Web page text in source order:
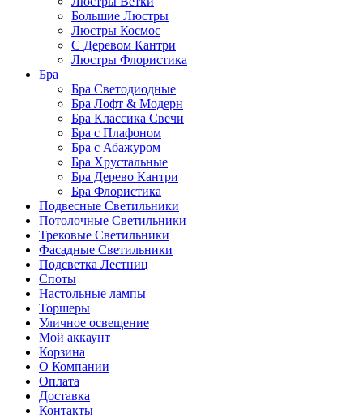
Большие Люстры
Люстры Космос
С Деревом Кантри
Люстры Флористика
Бра
Бра Светодиодные
Бра Лофт & Модерн
Бра Классика Свечи
Бра с Плафоном
Бра с Абажуром
Бра Хрустальные
Бра Дерево Кантри
Бра Флористика
Подвесные Светильники
Потолочные Светильники
Трековые Светильники
Фасадные Светильники
Подсветка Лестниц
Споты
Настольные лампы
Торшеры
Уличное освещение
Мой аккаунт
Корзина
О Компании
Оплата
Доставка
Контакты